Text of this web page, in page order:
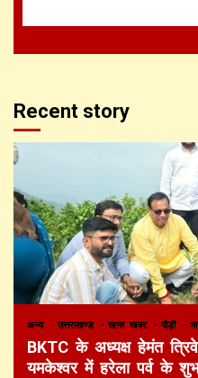
Recent story
अन्य उत्तराखण्ड खास खबर पौड़ी
BKTC के अध्यक्ष हेमंत
यमकेश्वर में हरेला पर्व के शुभ